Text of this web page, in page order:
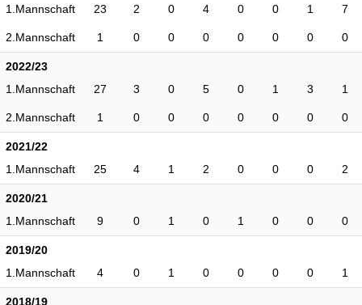
1.Mannschaft
23 2 0 4 0 0 1 7
2.Mannschaft 1 0 0 0 0 0 0 0
2022/23
1.Mannschaft
27 3 0 5 0 1 3 1
2.Mannschaft 1 0 0 0 0 0 0 0
2021/22
1.Mannschaft
25 4 1 2 0 0 0 2
2020/21
1.Mannschaft
9 0 1 0 1 0 0 0
2019/20
1.Mannschaft
4 0 1 0 0 0 0 1
2018/19